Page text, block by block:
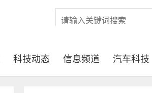
科技动态 信息频道 汽车科技